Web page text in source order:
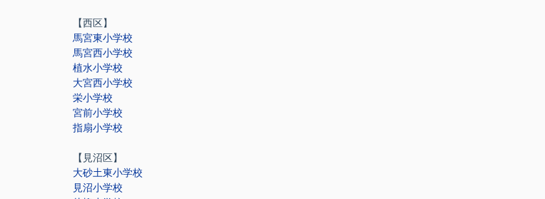
【西区】
馬宮東小学校
馬宮西小学校
植水小学校
大宮西小学校
栄小学校
宮前小学校
指扇小学校
【見沼区】
大砂土東小学校
見沼小学校